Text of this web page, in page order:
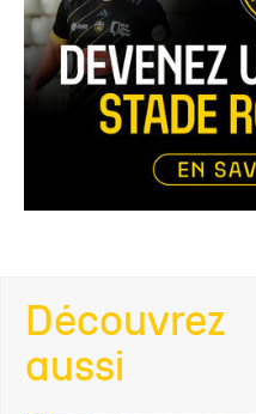
Découvrez
aussi